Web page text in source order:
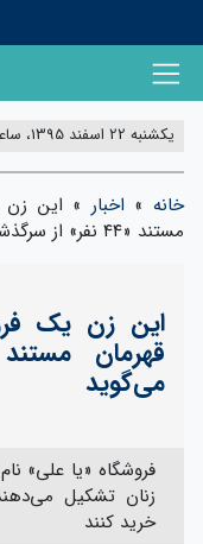
یکشنبه 22 اسفند 1395، ساعت 16:28
خانه» اخبار » این زن
مستند «۴۴ نفر» از سرگذشتش می‌گوید
این زن یک
می‌گوید
فروشگاه «یا علی»
زنان تشکیل
خرید کنند